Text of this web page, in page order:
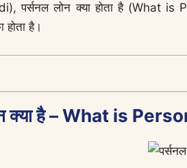
पर्सनल लोन क्या होता है (What
होता है।
क्या है – What is